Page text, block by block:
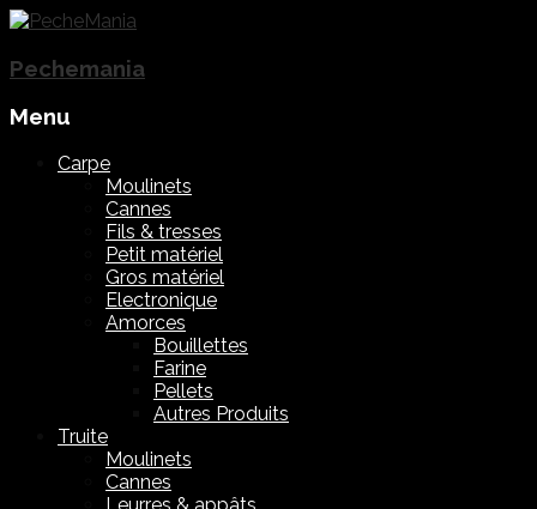
Pechemania
Menu
Carpe
Moulinets
Cannes
Fils & tresses
Petit matériel
Gros matériel
Electronique
Amorces
Bouillettes
Farine
Pellets
Autres Produits
Truite
Moulinets
Cannes